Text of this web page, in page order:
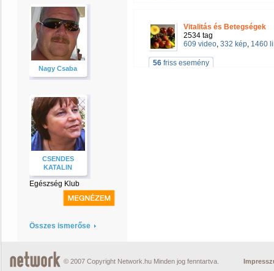
Nagy Csaba
CSENDES
KATALIN
Egészség Klub
Összes ismerőse
Vitalitás és Betegségek
2534 tag
609 video, 332 kép, 1460
56 friss esemény
© 2007 Copyright Network.hu Minden jog fenntartva.